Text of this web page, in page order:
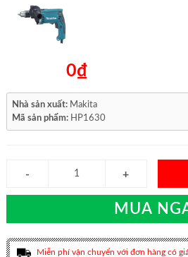
0₫
Nhà sản xuất: Makita
Mã sản phẩm: HP1630
MUA
Miễn phí vận chuyển với đơn hàng có